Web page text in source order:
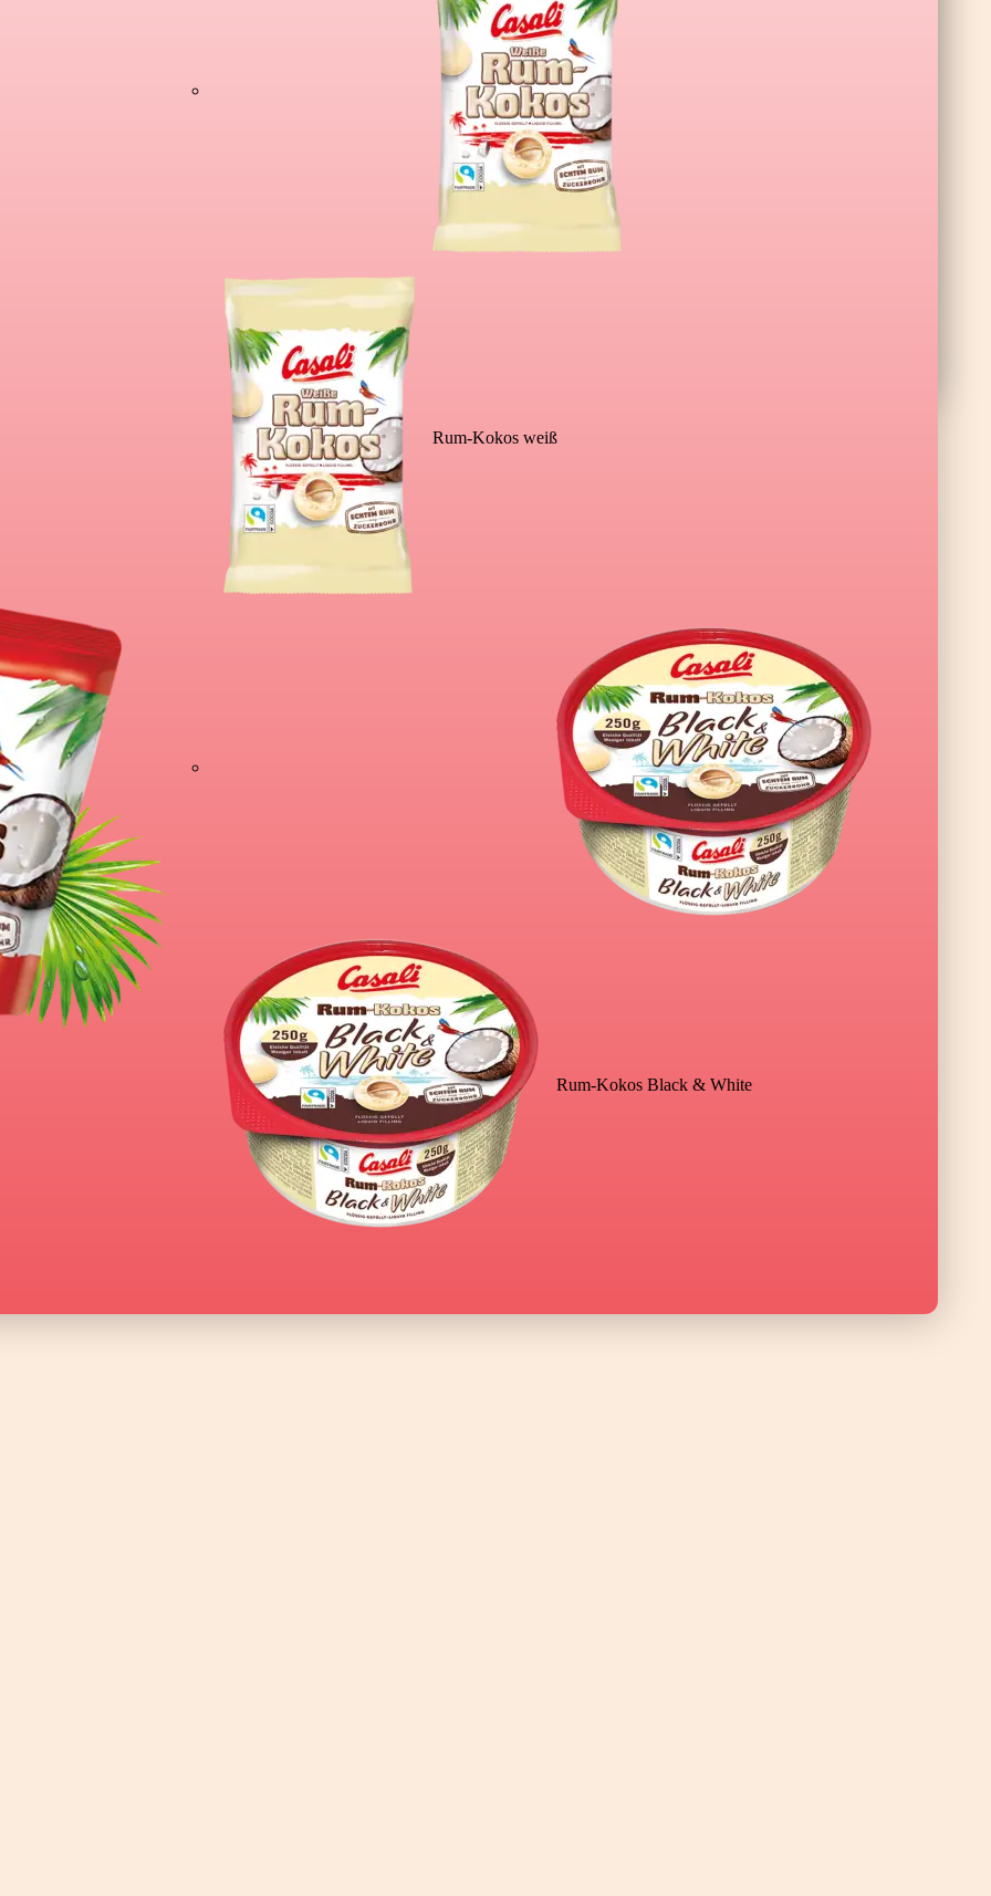
Čokoladne Banane XL Wildberry
Rum-Kokos weiß
Rum-Kokos Black & White